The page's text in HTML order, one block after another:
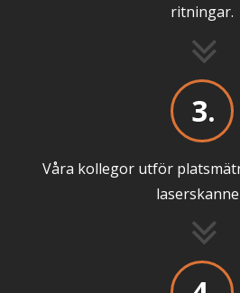
ritningar.
3.
Våra kollegor utför